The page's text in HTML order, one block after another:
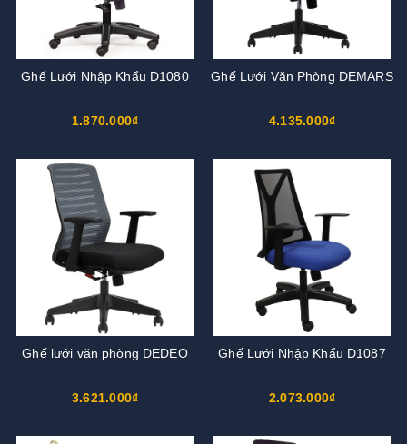
Ghế Lưới Nhập Khẩu D1080
1.870.000₫
Ghế Lưới Văn Phòng DEMARS
4.135.000₫
Ghế lưới văn phòng DEDEO
3.621.000₫
Ghế Lưới Nhập Khẩu D1087
2.073.000₫